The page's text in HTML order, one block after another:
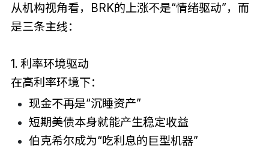
从机构视角看，BRK的上涨不是“情绪驱动”，而
是三条主线：
1. 利率环境驱动
在高利率环境下：
现金不再是“沉睡资产”
短期美债本身就能产生稳定收益
伯克希尔成为“吃利息的巨型机器”